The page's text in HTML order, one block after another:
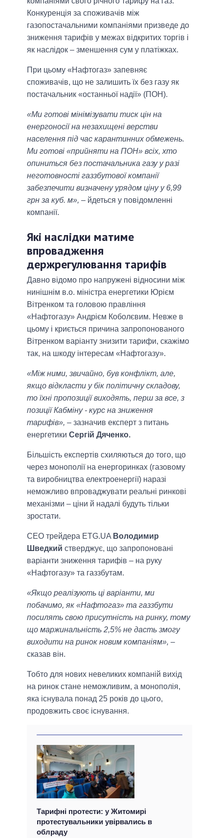
Конкуренція за споживачів між
газопостачальними компаніями призведе до
зниження тарифів у межах відкритих торгів і
як наслідок – зменшення сум у платіжках.
При цьому «Нафтогаз» запевняє
споживачів, що не залишить їх без газу як
постачальник «останньої надії» (ПОН).
«Ми готові мінімізувати тиск цін на
енергоносії на незахищені верстви
населення під час карантинних обмежень.
Ми готові «прийняти на ПОН» всіх, хто
опиниться без постачальника газу у разі
неготовності газзбутової компанії
забезпечити визначену урядом ціну у 6,99
грн за куб. м», – йдеться у повідомленні
компанії.
Які наслідки матиме
впровадження
держрегулювання тарифів
Давно відомо про напружені відносини між
нинішнім в.о. міністра енергетики Юрієм
Вітренком та головою правління
«Нафтогазу» Андрієм Коболєвим. Невже в
цьому і криється причина запропонованого
Вітренком варіанту знизити тарифи, скажімо
так, на шкоду інтересам «Нафтогазу».
«Між ними, звичайно, був конфлікт, але,
якщо відкласти у бік політичну складову,
то їхні пропозиції виходять, перш за все, з
позиції Кабміну - курс на зниження
тарифів», ‒ зазначив експерт з питань
енергетики Сергій Дяченко.
Більшість експертів схиляються до того, що
через монополії на енергоринках (газовому
та виробництва електроенергії) наразі
неможливо впроваджувати реальні ринкові
механізми – ціни й надалі будуть тільки
зростати.
CEO трейдера ETG.UA Володимир
Шведкий стверджує, що запропоновані
варіанти зниження тарифів – на руку
«Нафтогазу» та газзбутам.
«Якщо реалізують ці варіанти, ми
побачимо, як «Нафтогаз» та газзбути
посилять свою присутність на ринку, тому
що маржинальність 2,5% не дасть змогу
виходити на ринок новим компаніям», –
сказав він.
Тобто для нових невеликих компаній вихід
на ринок стане неможливим, а монополія,
яка існувала понад 25 років до цього,
продовжить своє існування.
Тарифні протести: у Житомирі
протестувальники увірвались в
облраду